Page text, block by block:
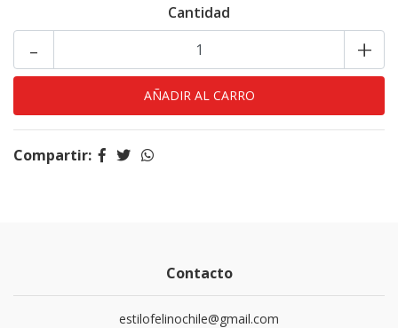
Cantidad
+
-
Compartir:
Contacto
estilofelinochile@gmail.com